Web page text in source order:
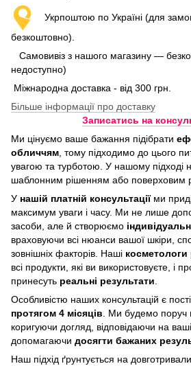
Укрпоштою по Україні (для
безкоштовно).
Самовивіз з нашого магазину —
недоступно)
Міжнародна доставка - від 300 грн.
Більше інформації про доставку
Записатись на
Ми цінуємо ваше бажання підібрати
обличчям , тому підходимо до цього
увагою та турботою. У нашому підході
шаблонним рішенням або поверховим
У нашій платній консультаціїми
максимум уваги і часу. Ми не лише
засоби, але й створюємо
враховуючи всі нюанси вашої шкіри,
зовнішніх факторів. Наші косметологи
всі продукти, які ви використовуєте, і
принесуть реальні результати
Особливістю наших консультацій є
протягом 4 місяців . Ми будемо поруч
коригуючи догляд, відповідаючи на
допомагаючи досягти бажаних
Наш підхід ґрунтується на